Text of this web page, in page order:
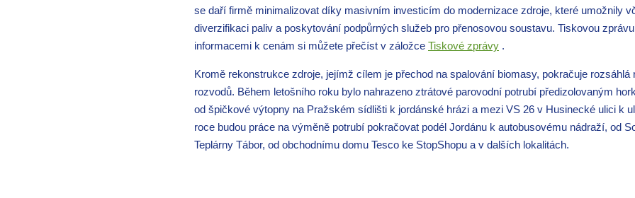
se daří firmě minimalizovat díky masivním investicím do modernizace zdroje, které umožnily
diverzifikaci paliv a poskytování podpůrných služeb pro přenosovou soustavu. Tiskovou
informacemi k cenám si můžete přečíst v záložce Tiskové zprávy .
Kromě rekonstrukce zdroje, jejímž cílem je přechod na spalování biomasy, pokračuje rozsáhlá
rozvodů. Během letošního roku bylo nahrazeno ztrátové parovodní potrubí předizolovaným
od špičkové výtopny na Pražském sídlišti k jordánské hrázi a mezi VS 26 v Husinecké ulici k
roce budou práce na výměně potrubí pokračovat podél Jordánu k autobusovému nádraží, od
Teplárny Tábor, od obchodnímu domu Tesco ke StopShopu a v dalších lokalitách.